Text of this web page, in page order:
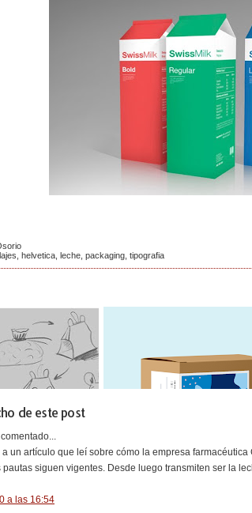
helvetica leche packaging tipografia
de este post
comentado...
a un artículo que leí sobre cómo la empresa
siguen vigentes. Desde luego transmiten ser la
a las 16:54